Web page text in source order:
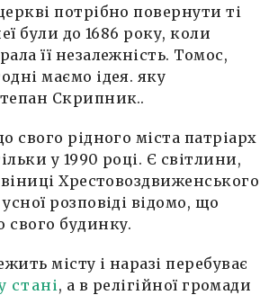
потрібно повернути ті
були до 1686 року, коли
її незалежність. Томос,
маємо ідея. яку
Скрипник..
свого рідного міста патріарх
у 1990 році. Є світлини,
Хрестовоздвиженського
розповіді відомо, що
свого будинку.
місту і наразі перебуває
стані , а в релігійної громади